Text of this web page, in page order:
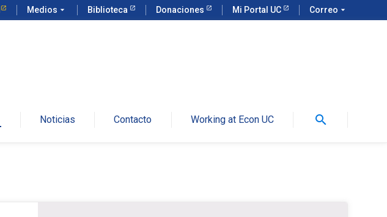
Medios arrow_drop_down Biblioteca Donaciones Mi Portal UC Correo arrow_drop_down
Noticias Contacto Working at Econ UC search